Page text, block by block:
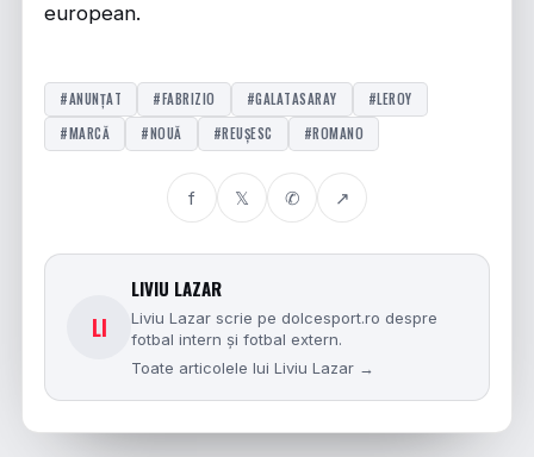
european.
#ANUNȚAT #FABRIZIO #GALATASARAY
#LEROY
#MARCĂ
#NOUĂ #REUȘESC #ROMANO
f 𝕏 ✆ ↗
LI
LIVIU LAZAR
Liviu Lazar scrie pe dolcesport.ro despre
fotbal intern și fotbal extern.
Toate articolele lui Liviu Lazar →